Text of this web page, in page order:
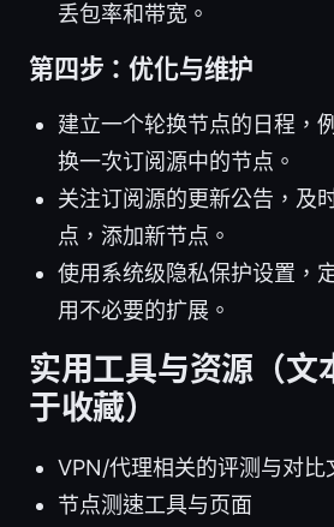
丢包率和带宽。
第四步：优化与维护
建立一个轮换节点的日程，
换一次订阅源中的节点。
关注订阅源的更新公告，及
点，添加新节点。
使用系统级隐私保护设置，
用不必要的扩展。
实用工具与资源（文
于收藏）
VPN/代理相关的评测与对比
节点测速工具与页面